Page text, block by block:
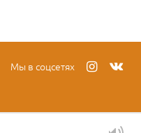
Мы в соцсетях